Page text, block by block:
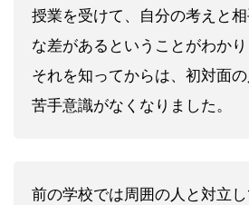
授業を受けて、自分の考えと
な差があるということがわかり
それを知ってからは、初対面
苦手意識がなくなりました。
前の学校では周囲の人と対立